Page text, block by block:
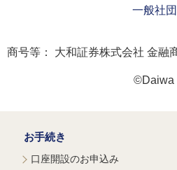
一般社
商号等： 大和証券株式会社 金融
©Daiwa
お手続き
口座開設のお申込み